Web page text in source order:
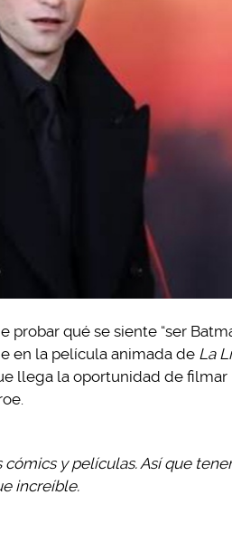
qué se siente “ser
en la película animada de La
llega la oportunidad de
y películas. Así que
increíble.